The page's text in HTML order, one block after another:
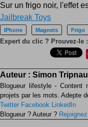
Sur un frigo noir, l'effet
Jailbreak Toys
IPhone Magnets Frigo
Expert du clic ? Prouvez-le :
Auteur : Simon
Blogueur lifestyle -
projets par les mots. Adepte
Twitter Facebook LinkedIn
Blogueur ? Auteur ?